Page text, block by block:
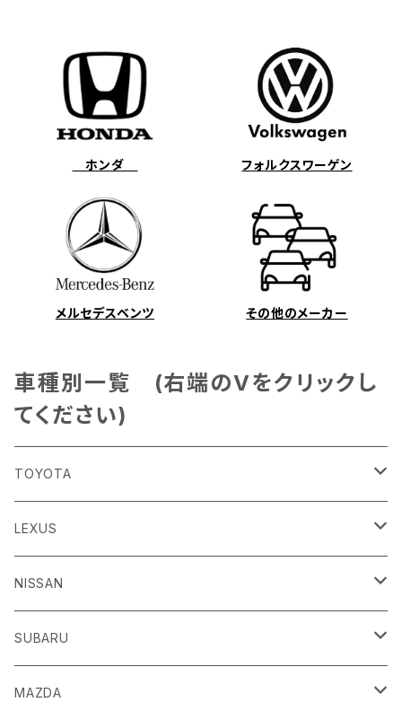
ホンダ フォルクスワーゲン
メルセデスベンツ その他のメーカー
車種別一覧 (右端のVをクリックし
てください)
TOYOTA
86
H24/4～R3/8 ZN6
GR86
R3/10～ ZN8
ｂＢ
H17/12～H28/8 20系
ｂZ４X
LEXUS
ＣＴ
H23/1～R4/11
ＥＳ
H30/10～
ＧＳ
NISSAN
ＡＤ
H18/12～ Y12
ＧＴ－Ｒ
SUBARU
ＢＲＺ
MAZDA